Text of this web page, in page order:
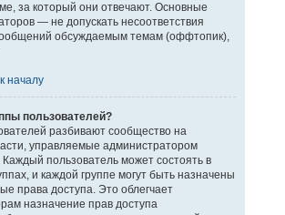
за который они отвечают. Основные
— не допускать несоответствия
обсуждаемым темам (оффтопик),
началу
пользователей?
разбивают сообщество на
управляемые администратором
пользователь может состоять в
и каждой группе могут быть назначены
права доступа. Это облегчает
назначение прав доступа